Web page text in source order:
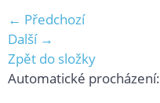
← Předchozí
Další →
Zpět do složky
Automatické procházení: